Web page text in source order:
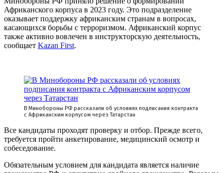
Африканского корпуса в 2023 году. Это подразделение
оказывает поддержку африканским странам в вопросах,
касающихся борьбы с терроризмом. Африканский корпус
также активно вовлечен в инструкторскую деятельность,
сообщает Kazan First.
В Минобороны РФ рассказали об условиях подписания контракта
с Африканским корпусом через Татарстан
Все кандидаты проходят проверку и отбор. Прежде всего,
требуется пройти анкетирование, медицинский осмотр и
собеседование.
Обязательным условием для кандидата является наличие